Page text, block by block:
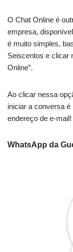
O Chat Online é
empresa,
é muito simples,
Seiscentos e clicar
Online”.
Ao clicar nessa
iniciar a conversa
endereço de e-mail!
WhatsApp da